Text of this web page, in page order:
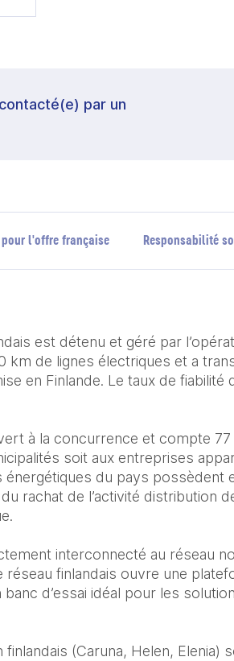
par un
l'offre française Responsabilité
est détenu et géré par
km de lignes électriques et a
en Finlande. Le taux de fiabilité
à la concurrence et compte 77
soit aux entreprises
du pays possèdent
rachat de l’activité distribution
interconnecté au réseau
finlandais ouvre une
d’essai idéal pour les
(Caruna, Helen, Elenia)